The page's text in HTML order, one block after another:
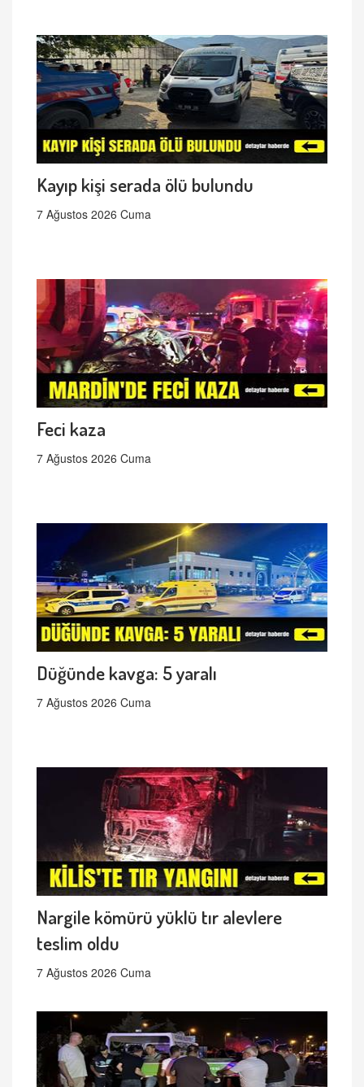
Kayıp kişi serada ölü bulundu
7 Ağustos 2026 Cuma
Feci kaza
7 Ağustos 2026 Cuma
Düğünde kavga: 5 yaralı
7 Ağustos 2026 Cuma
Nargile kömürü yüklü tır alevlere
teslim oldu
7 Ağustos 2026 Cuma